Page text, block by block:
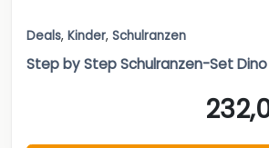
Deals, Kinder, Schulranzen
Step by Step Schulranzen-Set Dino